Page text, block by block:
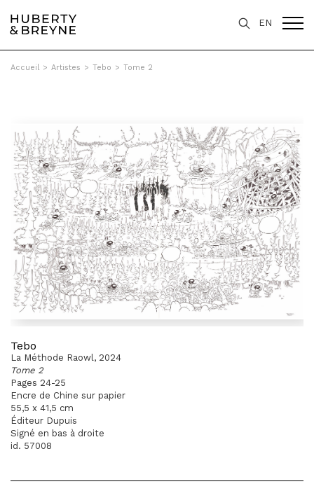
EN
Accueil > Artistes > Tebo > Tome 2
Tebo
La Méthode Raowl, 2024
Tome 2
Pages 24-25
Encre de Chine sur papier
55,5 x 41,5 cm
Éditeur Dupuis
Signé en bas à droite
id. 57008